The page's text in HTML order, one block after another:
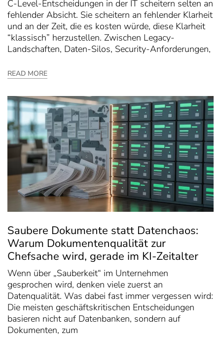
C-Level-Entscheidungen in der IT scheitern selten an
fehlender Absicht. Sie scheitern an fehlender Klarheit
und an der Zeit, die es kosten würde, diese Klarheit
“klassisch” herzustellen. Zwischen Legacy-
Landschaften, Daten-Silos, Security-Anforderungen,
READ MORE
Saubere Dokumente statt Datenchaos:
Warum Dokumentenqualität zur
Chefsache wird, gerade im KI-Zeitalter
Wenn über „Sauberkeit“ im Unternehmen
gesprochen wird, denken viele zuerst an
Datenqualität. Was dabei fast immer vergessen wird:
Die meisten geschäftskritischen Entscheidungen
basieren nicht auf Datenbanken, sondern auf
Dokumenten, zum